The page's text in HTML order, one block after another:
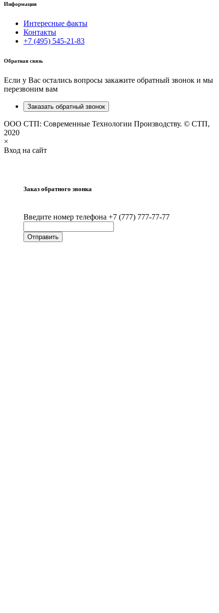
Информация
Интересные факты
Контакты
+7 (495) 545-21-83
Обратная связь
Если у Вас остались вопросы закажите обратный звонок и мы
перезвоним вам
Заказать обратный звонок
ООО СТП: Современные Технологии Производству. © СТП,
2020
×
Вход на сайт
Заказ обратного звонка
Введите номер телефона +7 (777) 777-77-77
Отправить